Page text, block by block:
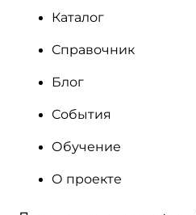
Каталог
Справочник
Блог
События
Обучение
О проекте